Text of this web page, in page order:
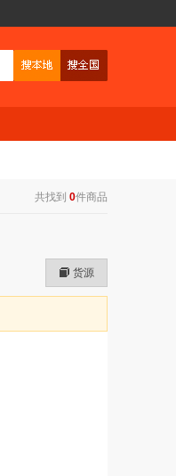
共找到 0件商品
货源